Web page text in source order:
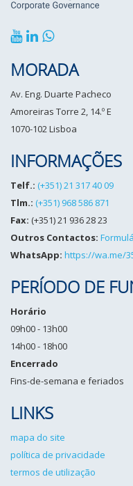
MORADA
Av. Eng. Duarte Pacheco
Amoreiras Torre 2, 14.º E
1070-102 Lisboa
INFORMAÇÕES
Telf.: (+351) 21 317 40 09
Tlm.: (+351) 968 586 871
Fax: (+351) 21 936 28 23
Outros Contactos:
WhatsApp: https://wa.me/
PERÍODO DE
Horário
09h00 - 13h00
14h00 - 18h00
Encerrado
Fins-de-semana e feriados
LINKS
mapa do site
política de privacidade
termos de utilização